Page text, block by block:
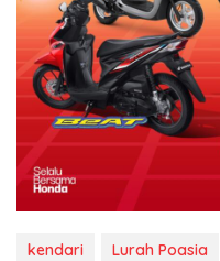
kendari Lurah Poasia